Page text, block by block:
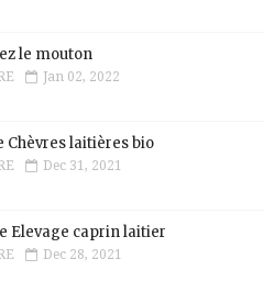
le mouton
Jan 02, 2022
Chèvres laitières bio
Dec 31, 2021
Elevage caprin laitier
Dec 28, 2021